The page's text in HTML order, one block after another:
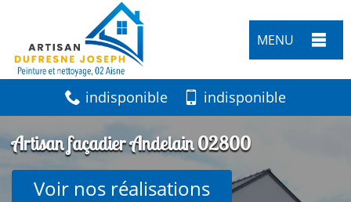
MENU
indisponible indisponible
Artisan façadier Andelain 02800
Voir nos réalisations